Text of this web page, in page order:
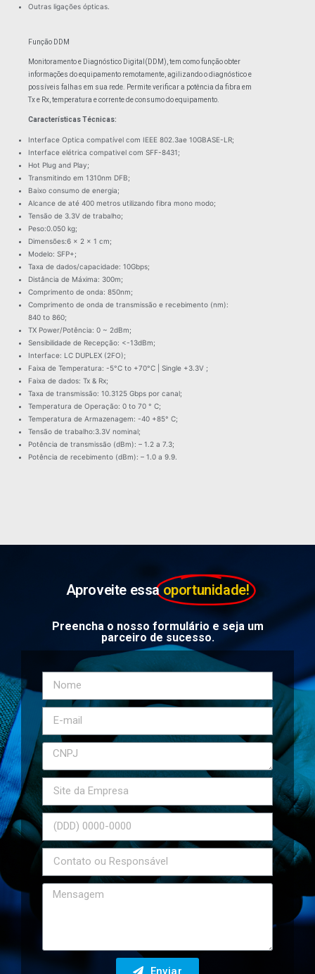
Outras ligações ópticas.
Função DDM
Monitoramento e Diagnóstico Digital(DDM), tem como função obter
informações do equipamento remotamente, agilizando o diagnóstico e
possíveis falhas em sua rede. Permite verificar a potência da fibra em
Tx e Rx, temperatura e corrente de consumo do equipamento.
Características Técnicas:
Interface Optica compatível com IEEE 802.3ae 10GBASE-LR;
Interface elétrica compativel com SFF-8431;
Hot Plug and Play;
Transmitindo em 1310nm DFB;
Baixo consumo de energia;
Alcance de até 400 metros utilizando fibra mono modo;
Tensão de 3.3V de trabalho;
Peso:0.050 kg;
Dimensões:6 × 2 × 1 cm;
Modelo: SFP+;
Taxa de dados/capacidade: 10Gbps;
Distância de Máxima: 300m;
Comprimento de onda: 850nm;
Comprimento de onda de transmissão e recebimento (nm):
840 to 860;
TX Power/Potência: 0 ~ 2dBm;
Sensibilidade de Recepção: <-13dBm;
Interface: LC DUPLEX (2FO);
Faixa de Temperatura: -5°C to +70°C | Single +3.3V ;
Faixa de dados: Tx & Rx;
Taxa de transmissão: 10.3125 Gbps por canal;
Temperatura de Operação: 0 to 70 ° C;
Temperatura de Armazenagem: -40 +85° C;
Tensão de trabalho:3.3V nominal;
Potência de transmissão (dBm): – 1.2 a 7.3;
Potência de recebimento (dBm): – 1.0 a 9.9.
Aproveite essa oportunidade!
Preencha o nosso formulário e seja um
parceiro de sucesso.
Enviar